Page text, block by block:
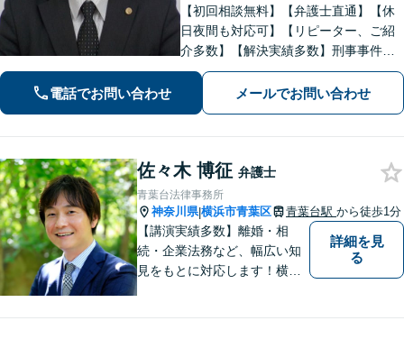
【初回相談無料】【弁護士直通】【休
日夜間も対応可】【リピーター、ご紹
介多数】【解決実績多数】刑事事件、
債務整理、離婚、相続など幅広く対
応。迅速な対応と丁寧なサポートに努
めます。
電話でお問い合わせ メールでお問い合わせ
佐々木 博征 弁護士
青葉台法律事務所
神奈川県|横浜市青葉区 青葉台駅 から徒歩1分
【講演実績多数】離婚・相
続・企業法務など、幅広い知
見をもとに対応します！横
詳細を見
る